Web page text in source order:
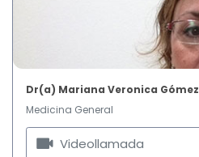
Dr(a) Mariana Veronica Gómez
Medicina General
Videollamada